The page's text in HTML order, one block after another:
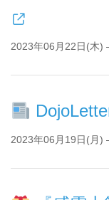
2023年06月22日(木)
2023年06月19日(月)